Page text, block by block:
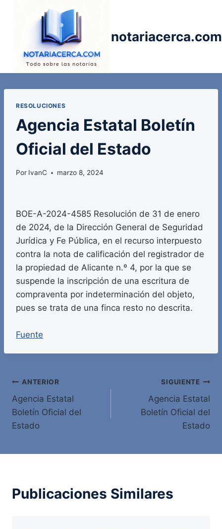
notariacerca.com
RESOLUCIONES
Agencia Estatal Boletín
Oficial del Estado
Por IvanC marzo 8, 2024
BOE-A-2024-4585 Resolución de 31 de enero
de 2024, de la Dirección General de Seguridad
Jurídica y Fe Pública, en el recurso interpuesto
contra la nota de calificación del registrador de
la propiedad de Alicante n.º 4, por la que se
suspende la inscripción de una escritura de
compraventa por indeterminación del objeto,
pues se trata de una finca resto no descrita.
Fuente
Navegación
de
entradas
ANTERIOR
Agencia Estatal
Boletín Oficial del
Estado
SIGUIENTE
Agencia Estatal
Boletín Oficial del
Estado
Publicaciones Similares